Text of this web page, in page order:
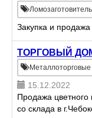
Закупка и
ТОРГОВЫЙ
15.12.2022
Продажа
со склада в